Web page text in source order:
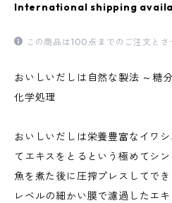
International shipping
この商品は100点までのご注文とさ
おいしいだしは自然な製法 ～糖
化学処理
おいしいだしは栄養豊富なイワ
てエキスをとるという極めてシ
魚を煮た後に圧搾プレスしてで
レベルの細かい膜で濾過したエ